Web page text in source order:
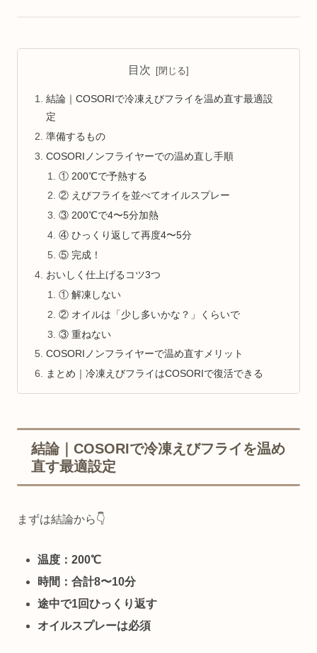
目次
結論｜COSORIで冷凍えびフライを温め直す最適設
定
準備するもの
COSORIノンフライヤーでの温め直し手順
① 200℃で予熱する
② えびフライを並べてオイルスプレー
③ 200℃で4〜5分加熱
④ ひっくり返して再度4〜5分
⑤ 完成！
おいしく仕上げるコツ3つ
① 解凍しない
② オイルは「少し多いかな？」くらいで
③ 重ねない
COSORIノンフライヤーで温め直すメリット
まとめ｜冷凍えびフライはCOSORIで復活できる
結論｜COSORIで冷凍えびフライを温め
直す最適設定
まずは結論から👇
温度：200℃
時間：合計8〜10分
途中で1回ひっくり返す
オイルスプレーは必須